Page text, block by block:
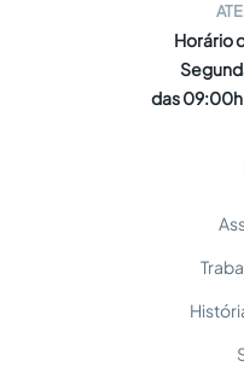
Horário
das 09:00h